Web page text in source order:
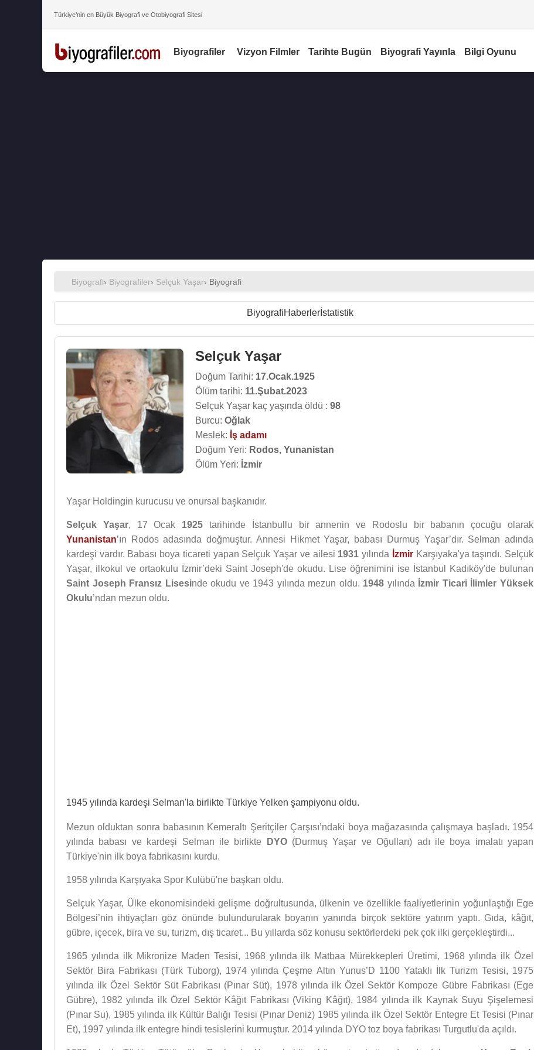
Türkiye’nin en Büyük Biyografi ve Otobiyografi Sitesi
Biyografiler Vizyon Filmler Tarihte Bugün Biyografi Yayınla Bilgi Oyunu
Biyografi› Biyografiler› Selçuk Yaşar› Biyografi
BiyografiHaberlerİstatistik
Selçuk Yaşar
Doğum Tarihi: 17.Ocak.1925
Ölüm tarihi: 11.Şubat.2023
Selçuk Yaşar kaç yaşında öldü : 98
Burcu: Oğlak
Meslek: İş adamı
Doğum Yeri: Rodos, Yunanistan
Ölüm Yeri: İzmir
Yaşar Holdingin kurucusu ve onursal başkanıdır.
Selçuk Yaşar, 17 Ocak 1925 tarihinde İstanbullu bir annenin ve Rodoslu bir babanın çocuğu olarak
Yunanistan’ın Rodos adasında doğmuştur. Annesi Hikmet Yaşar, babası Durmuş Yaşar’dır. Selman adında
kardeşi vardır. Babası boya ticareti yapan Selçuk Yaşar ve ailesi 1931 yılında İzmirKarşıyaka'ya taşındı. Selçuk
Yaşar, ilkokul ve ortaokulu İzmir’deki Saint Joseph'de okudu. Lise öğrenimini ise İstanbul Kadıköy'de bulunan
Saint Joseph Fransız Lisesinde okudu ve 1943 yılında mezun oldu. 1948 yılında İzmir Ticari İlimler Yüksek
Okulu’ndan mezun oldu.
1945 yılında kardeşi Selman'la birlikte Türkiye Yelken şampiyonu oldu.
Mezun olduktan sonra babasının Kemeraltı Şeritçiler Çarşısı’ndaki boya mağazasında çalışmaya başladı. 1954
yılında babası ve kardeşi Selman ile birlikte
DYO(Durmuş Yaşar ve Oğulları) adı ile boya imalatı yapan
Türkiye'nin ilk boya fabrikasını kurdu.
1958 yılında Karşıyaka Spor Kulübü'ne başkan oldu.
Selçuk Yaşar, Ülke ekonomisindeki gelişme doğrultusunda, ülkenin ve özellikle faaliyetlerinin yoğunlaştığı Ege
Bölgesi’nin ihtiyaçları göz önünde bulundurularak boyanın yanında birçok sektöre yatırım yaptı. Gıda, kâğıt,
gübre, içecek, bira ve su, turizm, dış ticaret... Bu yıllarda söz konusu sektörlerdeki pek çok ilki gerçekleştirdi...
1965 yılında ilk Mikronize Maden Tesisi, 1968 yılında ilk Matbaa Mürekkepleri Üretimi, 1968 yılında ilk Özel
Sektör Bira Fabrikası (Türk Tuborg), 1974 yılında Çeşme Altın Yunus’D 1100 Yataklı İlk Turizm Tesisi, 1975
yılında ilk Özel Sektör Süt Fabrikası (Pınar Süt), 1978 yılında ilk Özel Sektör Kompoze Gübre Fabrikası (Ege
Gübre), 1982 yılında ilk Özel Sektör Kâğıt Fabrikası (Viking Kâğıt), 1984 yılında ilk Kaynak Suyu Şişelemesi
(Pınar Su), 1985 yılında ilk Kültür Balığı Tesisi (Pınar Deniz) 1985 yılında ilk Özel Sektör Entegre Et Tesisi (Pınar
Et), 1997 yılında ilk entegre hindi tesislerini kurmuştur. 2014 yılında DYO toz boya fabrikası Turgutlu'da açıldı.